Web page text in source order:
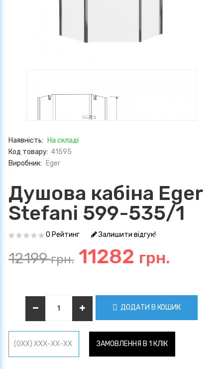
Наявність:
На складі
Код товару: 41595
Виробник:
Eger
Душова кабіна Eger
Stefani 599-535/1
0 Рейтинг Залишити відгук!
12199грн. 11282 грн.
ДОДАТИ В КОШИК
ЗАМОВЛЕННЯ В 1 КЛІК